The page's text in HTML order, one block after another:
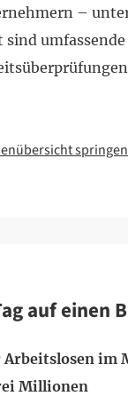
–
sind umfassende
springen
auf einen
Arbeitslosen im
Millionen